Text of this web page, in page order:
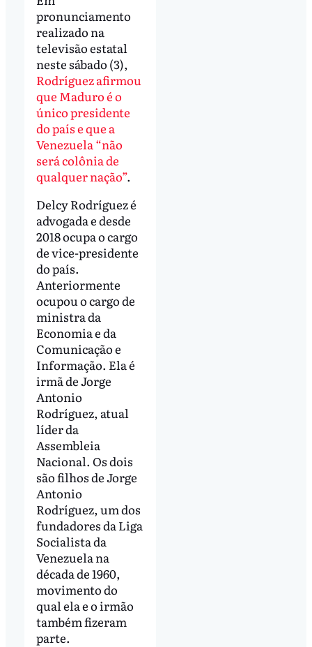
pronunciamento
realizado na
televisão estatal
neste sábado (3),
Rodríguez afirmou
que Maduro é o
único presidente
do país e que a
Venezuela “não
será colônia de
qualquer nação”.
Delcy Rodríguez é
advogada e desde
2018 ocupa o cargo
de vice-presidente
do país.
Anteriormente
ocupou o cargo de
ministra da
Economia e da
Comunicação e
Informação. Ela é
irmã de Jorge
Antonio
Rodríguez, atual
líder da
Assembleia
Nacional. Os dois
são filhos de Jorge
Antonio
Rodríguez, um dos
fundadores da Liga
Socialista da
Venezuela na
década de 1960,
movimento do
qual ela e o irmão
também fizeram
parte.